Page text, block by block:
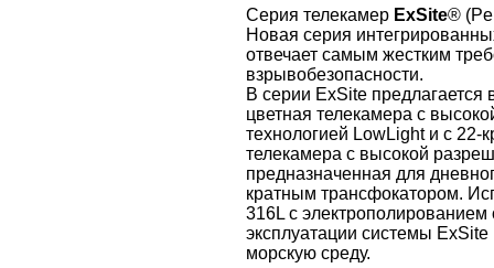
Серия телекамер ExSite®
Новая серия
отвечает самым жестким
взрывобезопасности.
В серии ExSite предлагается
цветная телекамера с
технологией LowLight и с
телекамера с высокой
предназначенная для
кратным трансфокатором.
316L с электрополированием
эксплуатации системы
морскую среду.